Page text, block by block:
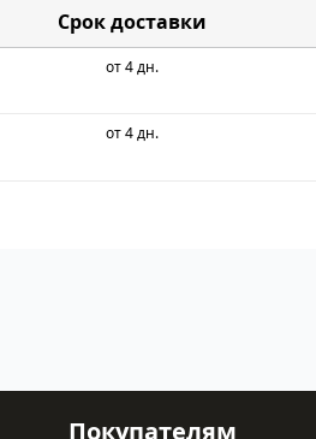
Срок доставки
от 4 дн.
от 4 дн.
Покупателям